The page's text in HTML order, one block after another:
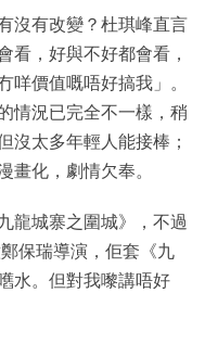
沒有改變？杜琪峰直言
看，好與不好都會看，
咩價值嘅唔好搞我」。
情況已完全不一樣，稍
沒太多年輕人能接棒；
畫化，劇情欠奉。
龍城寨之圍城》，不過
保瑞導演，佢套《九
水。但對我嚟講唔好